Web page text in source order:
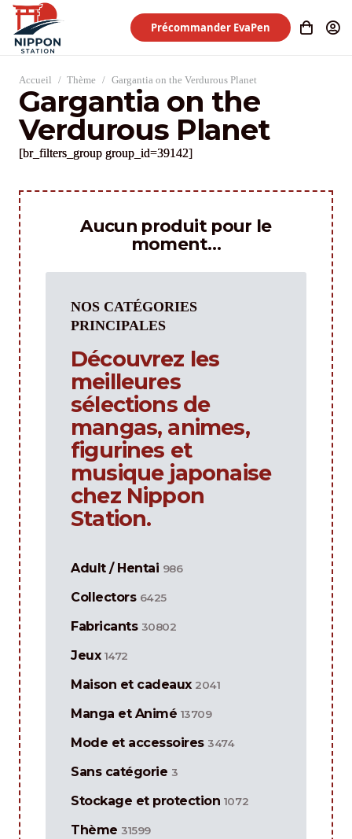
Précommander EvaPen
Accueil / Thème / Gargantia on the Verdurous Planet
Gargantia on the
Verdurous Planet
[br_filters_group group_id=39142]
Aucun produit pour le
moment…
NOS CATÉGORIES
PRINCIPALES
Découvrez les
meilleures
sélections de
mangas, animes,
figurines et
musique japonaise
chez Nippon
Station.
Adult / Hentai 986
Collectors 6425
Fabricants 30802
Jeux 1472
Maison et cadeaux 2041
Manga et Animé 13709
Mode et accessoires 3474
Sans catégorie 3
Stockage et protection 1072
Thème 31599